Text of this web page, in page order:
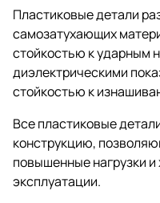
Пластиковые детали
самозатухающих
стойкостью к ударным
диэлектрическими
стойкостью к
Все пластиковые
конструкцию,
повышенные нагрузки и
эксплуатации.